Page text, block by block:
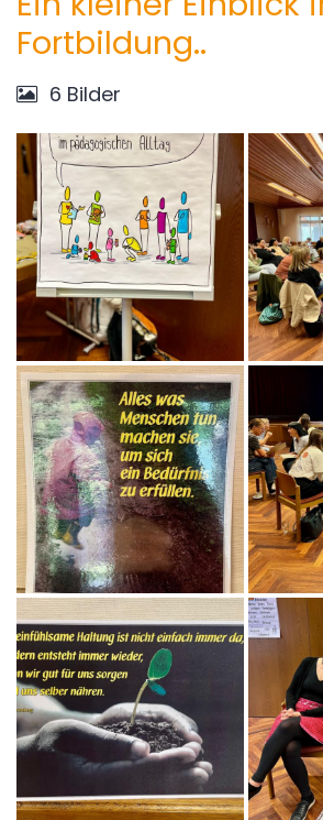
Fortbildung..
6 Bilder